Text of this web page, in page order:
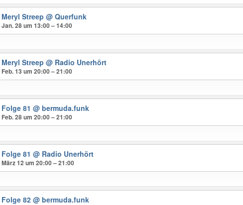
Meryl Streep@ Querfunk
Jan. 28 um 13:00 – 14:00
Meryl Streep@ Radio Unerhört
Feb. 13 um 20:00 – 21:00
Folge 81@ bermuda.funk
Feb. 28 um 20:00 – 21:00
Folge 81@ Radio Unerhört
März 12 um 20:00 – 21:00
Folge 82@ bermuda.funk